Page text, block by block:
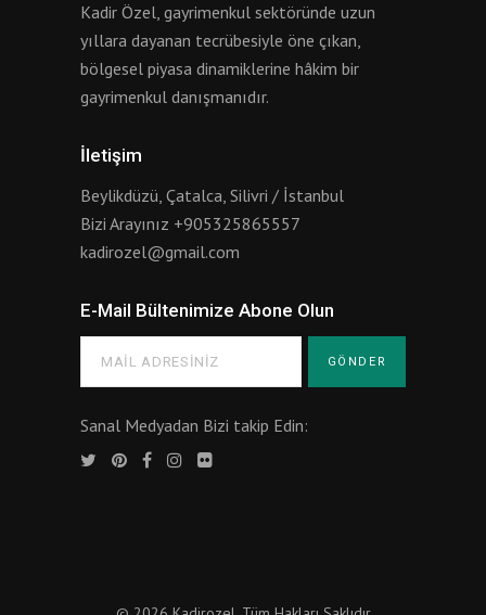
Kadir Özel, gayrimenkul sektöründe uzun
yıllara dayanan tecrübesiyle öne çıkan,
bölgesel piyasa dinamiklerine hâkim bir
gayrimenkul danışmanıdır.
İletişim
Beylikdüzü, Çatalca, Silivri / İstanbul
Bizi Arayınız +905325865557
kadirozel@gmail.com
E-Mail Bültenimize Abone Olun
Sanal Medyadan Bizi takip Edin: